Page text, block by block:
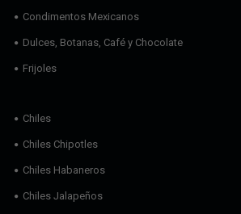
Condimentos Mexicanos
Dulces, Botanas, Café y Chocolate
Frijoles
Chiles
Chiles Chipotles
Chiles Habaneros
Chiles Jalapeños